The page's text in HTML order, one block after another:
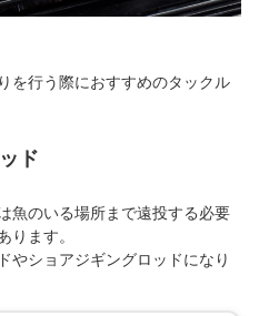
を行う際におすすめのタックル
ド
魚のいる場所まで遠投する必要
ります。
やショアジギングロッドになり